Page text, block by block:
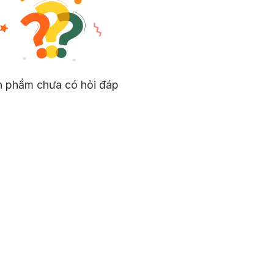
phẩm chưa có hỏi đáp